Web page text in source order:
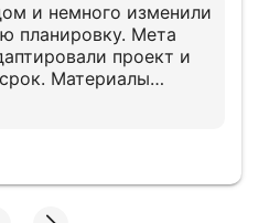
и немного изменили
планировку. Мета
проект и
Материалы
экономии не